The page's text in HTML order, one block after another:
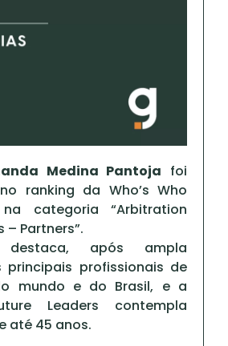
Medina Pantoja foi
ranking da Who’s Who
categoria “Arbitration
– Partners”.
após ampla
principais profissionais de
mundo e do Brasil, e a
Leaders contempla
até 45 anos.